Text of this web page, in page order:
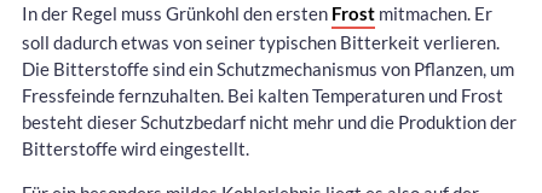
In der Regel muss Grünkohl den ersten Frost mitmachen. Er
soll dadurch etwas von seiner typischen Bitterkeit verlieren.
Die Bitterstoffe sind ein Schutzmechanismus von Pflanzen, um
Fressfeinde fernzuhalten. Bei kalten Temperaturen und Frost
besteht dieser Schutzbedarf nicht mehr und die Produktion der
Bitterstoffe wird eingestellt.